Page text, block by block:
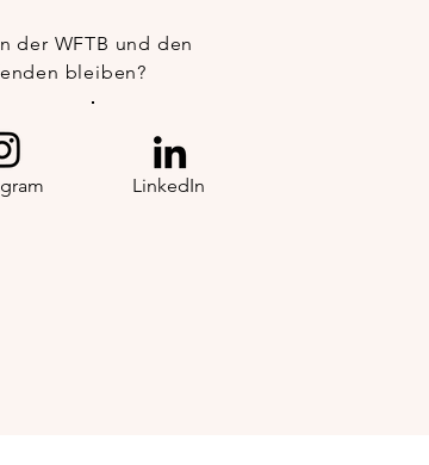
der WFTB und den
bleiben?
LinkedIn